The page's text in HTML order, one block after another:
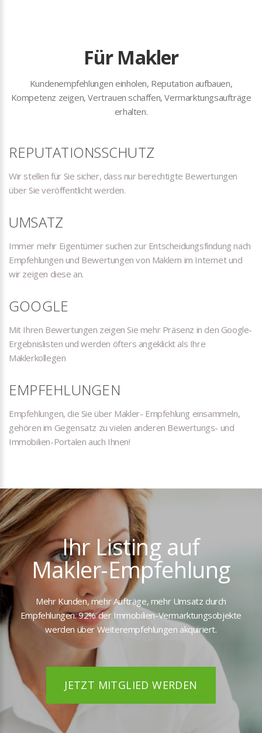
Für Makler
Kundenempfehlungen einholen, Reputation aufbauen,
Kompetenz zeigen, Vertrauen schaffen, Vermarktungsaufträge
erhalten.
REPUTATIONSSCHUTZ
Wir stellen für Sie sicher, dass nur berechtigte Bewertungen
über Sie veröffentlicht werden.
UMSATZ
Immer mehr Eigentümer suchen zur Entscheidungsfindung nach
Empfehlungen und Bewertungen von Maklern im Internet und
wir zeigen diese an.
GOOGLE
Mit Ihren Bewertungen zeigen Sie mehr Präsenz in den Google-
Ergebnislisten und werden öfters angeklickt als Ihre
Maklerkollegen
EMPFEHLUNGEN
Empfehlungen, die Sie über Makler- Empfehlung einsammeln,
gehören im Gegensatz zu vielen anderen Bewertungs- und
Immobilien-Portalen auch Ihnen!
Ihr Listing auf
Makler-Empfehlung
Mehr Kunden, mehr Aufträge, mehr Umsatz durch
Empfehlungen. 92% der Immobilien-Vermarktungsobjekte
werden über Weiterempfehlungen akquiriert.
JETZT MITGLIED WERDEN